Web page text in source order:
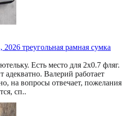
треугольная рамная сумка
Есть место для 2x0.7 фляг.
адекватно. Валерий работает
на вопросы отвечает, пожелания
сп..